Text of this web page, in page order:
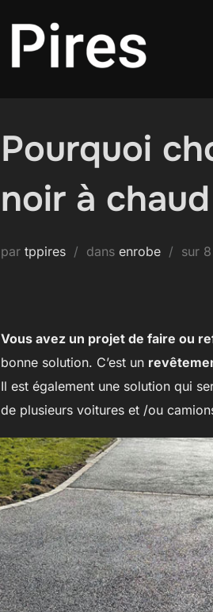
Pourquoi
noir à
par tppires dans enrobe sur
Vous avez un projet de faire ou
bonne solution. C’est un
Il est également une solution qui
de plusieurs voitures et /ou